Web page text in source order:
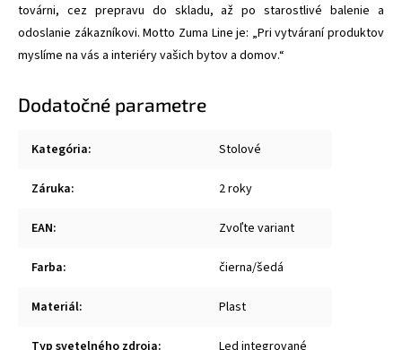
továrni, cez prepravu do skladu, až po starostlivé balenie a
odoslanie zákazníkovi. Motto Zuma Line je: „Pri vytváraní produktov
myslíme na vás a interiéry vašich bytov a domov.“
Dodatočné parametre
Kategória: Stolové
Záruka: 2 roky
EAN: Zvoľte variant
Farba: čierna/šedá
Materiál: Plast
Typ svetelného zdroja: Led integrované